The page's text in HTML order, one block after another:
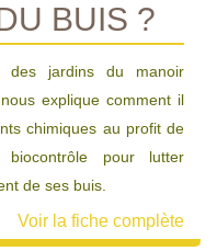
BUIS ?
des jardins du manoir
explique comment il
chimiques au profit de
pour lutter
de ses buis.
Voir la fiche complète